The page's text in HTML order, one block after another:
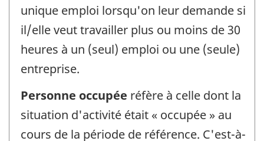
unique emploi lorsqu'on leur demande si
il/elle veut travailler plus ou moins de 30
heures à un (seul) emploi ou une (seule)
entreprise.
Personne occupée réfère à celle dont la
situation d'activité était « occupée » au
cours de la période de référence. C'est-à-